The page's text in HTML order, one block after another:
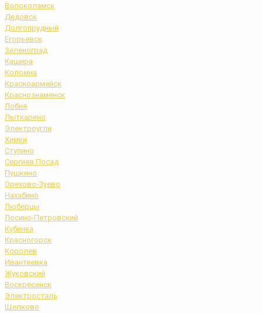
Волоколамск
Дедовск
Долгопрудный
Егорьевск
Зеленоград
Кашира
Коломна
Красноармейск
Краснознаменск
Лобня
Лыткарино
Электроугли
Химки
Ступино
Сергиев Посад
Пушкино
Орехово-Зуево
Нахабино
Люберцы
Лосино-Петровский
Кубинка
Красногорск
Королев
Ивантеевка
Жуковский
Воскресенск
Электросталь
Щелково